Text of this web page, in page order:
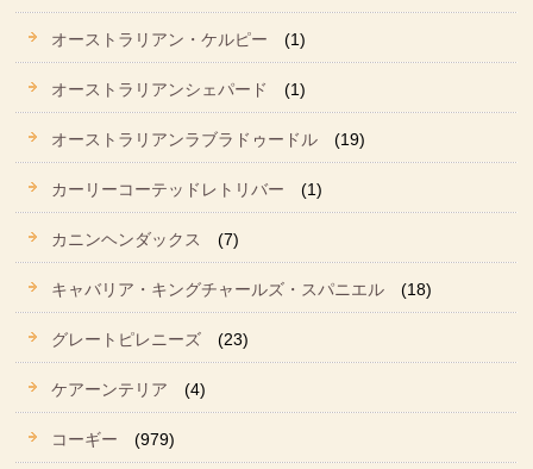
オーストラリアン・ケルピー (1)
オーストラリアンシェパード (1)
オーストラリアンラブラドゥードル (19)
カーリーコーテッドレトリバー (1)
カニンヘンダックス (7)
キャバリア・キングチャールズ・スパニエル (18)
グレートピレニーズ (23)
ケアーンテリア (4)
コーギー (979)